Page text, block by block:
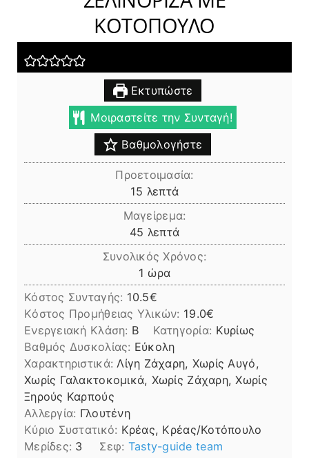
ΚΟΤΟΠΟΥΛΟ
Εκτυπώστε
Μοιραστείτε την Συνταγή!
Βαθμολογήστε
Προετοιμασία:
15 λεπτά
λεπτά
Μαγείρεμα:
45 λεπτά
λεπτά
Συνολικός Χρόνος:
1 ώρα
ώρα
Κόστος Συνταγής: 10.5€
Kόστος Προμήθειας Υλικών: 19.0
Ενεργειακή Κλάση: B Κατηγορία: Κυρίως
Βαθμός Δυσκολίας: Εύκολη
Χαρακτηριστικά: Λίγη Ζάχαρη, Χωρίς Αυγό,
Χωρίς Γαλακτοκομικά, Χωρίς Ζάχαρη, Χωρίς
Ξηρούς Καρπούς
Αλλεργία: Γλουτένη
Kύριο Συστατικό: Κρέας, Κρέας/Κοτόπουλο
Μερίδες: 3 Σεφ: Tasty-guide team